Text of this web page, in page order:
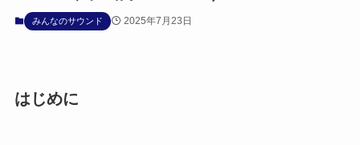
みんなのサウンド 2025年7月23日
はじめに